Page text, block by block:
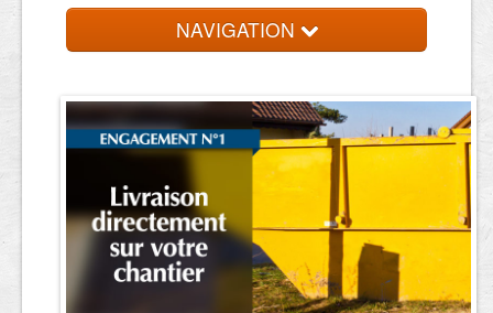
NAVIGATION
Location de benne
Contact et devis